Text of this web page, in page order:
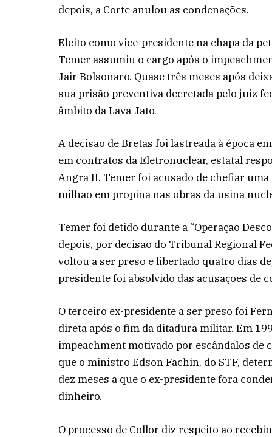
depois, a Corte anulou as condenações.
Eleito como vice-presidente na chapa da
Temer assumiu o cargo após o
Jair Bolsonaro. Quase três meses após
sua prisão preventiva decretada pelo juiz
âmbito da Lava-Jato.
A decisão de Bretas foi lastreada à época
em contratos da Eletronuclear, estatal
Angra II. Temer foi acusado de chefiar
milhão em propina nas obras da usina
Temer foi detido durante a “Operação
depois, por decisão do Tribunal Regional
voltou a ser preso e libertado quatro dias
presidente foi absolvido das acusações de
O terceiro ex-presidente a ser preso foi
direta após o fim da ditadura militar. Em
impeachment motivado por escândalos de
que o ministro Edson Fachin, do STF,
dez meses a que o ex-presidente fora
dinheiro.
O processo de Collor diz respeito ao